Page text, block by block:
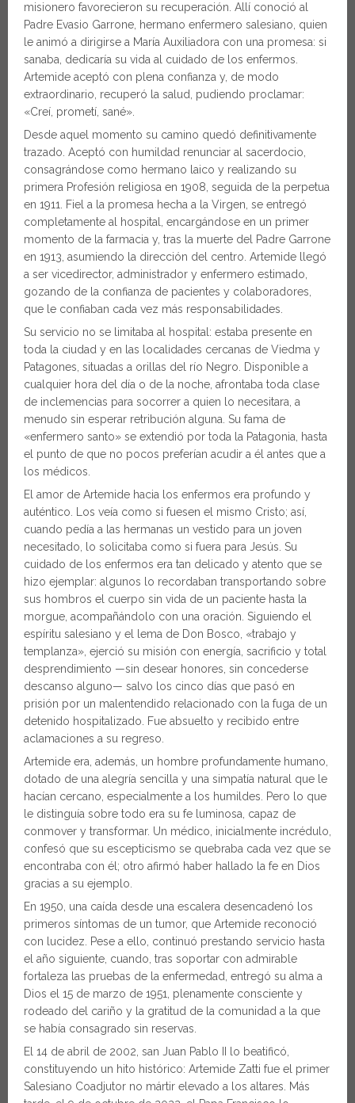
misionero favorecieron su recuperación. Allí conoció al
Padre Evasio Garrone, hermano enfermero salesiano, quien
le animó a dirigirse a María Auxiliadora con una promesa: si
sanaba, dedicaría su vida al cuidado de los enfermos.
Artemide aceptó con plena confianza y, de modo
extraordinario, recuperó la salud, pudiendo proclamar:
«Creí, prometí, sané».
Desde aquel momento su camino quedó definitivamente
trazado. Aceptó con humildad renunciar al sacerdocio,
consagrándose como hermano laico y realizando su
primera Profesión religiosa en 1908, seguida de la perpetua
en 1911. Fiel a la promesa hecha a la Virgen, se entregó
completamente al hospital, encargándose en un primer
momento de la farmacia y, tras la muerte del Padre Garrone
en 1913, asumiendo la dirección del centro. Artemide llegó
a ser vicedirector, administrador y enfermero estimado,
gozando de la confianza de pacientes y colaboradores,
que le confiaban cada vez más responsabilidades.
Su servicio no se limitaba al hospital: estaba presente en
toda la ciudad y en las localidades cercanas de Viedma y
Patagones, situadas a orillas del río Negro. Disponible a
cualquier hora del día o de la noche, afrontaba toda clase
de inclemencias para socorrer a quien lo necesitara, a
menudo sin esperar retribución alguna. Su fama de
«enfermero santo» se extendió por toda la Patagonia, hasta
el punto de que no pocos preferían acudir a él antes que a
los médicos.
El amor de Artemide hacia los enfermos era profundo y
auténtico. Los veía como si fuesen el mismo Cristo; así,
cuando pedía a las hermanas un vestido para un joven
necesitado, lo solicitaba como si fuera para Jesús. Su
cuidado de los enfermos era tan delicado y atento que se
hizo ejemplar: algunos lo recordaban transportando sobre
sus hombros el cuerpo sin vida de un paciente hasta la
morgue, acompañándolo con una oración. Siguiendo el
espíritu salesiano y el lema de Don Bosco, «trabajo y
templanza», ejerció su misión con energía, sacrificio y total
desprendimiento —sin desear honores, sin concederse
descanso alguno— salvo los cinco días que pasó en
prisión por un malentendido relacionado con la fuga de un
detenido hospitalizado. Fue absuelto y recibido entre
aclamaciones a su regreso.
Artemide era, además, un hombre profundamente humano,
dotado de una alegría sencilla y una simpatía natural que le
hacían cercano, especialmente a los humildes. Pero lo que
le distinguía sobre todo era su fe luminosa, capaz de
conmover y transformar. Un médico, inicialmente incrédulo,
confesó que su escepticismo se quebraba cada vez que se
encontraba con él; otro afirmó haber hallado la fe en Dios
gracias a su ejemplo.
En 1950, una caída desde una escalera desencadenó los
primeros síntomas de un tumor, que Artemide reconoció
con lucidez. Pese a ello, continuó prestando servicio hasta
el año siguiente, cuando, tras soportar con admirable
fortaleza las pruebas de la enfermedad, entregó su alma a
Dios el 15 de marzo de 1951, plenamente consciente y
rodeado del cariño y la gratitud de la comunidad a la que
se había consagrado sin reservas.
El 14 de abril de 2002, san Juan Pablo II lo beatificó,
constituyendo un hito histórico: Artemide Zatti fue el primer
Salesiano Coadjutor no mártir elevado a los altares. Más